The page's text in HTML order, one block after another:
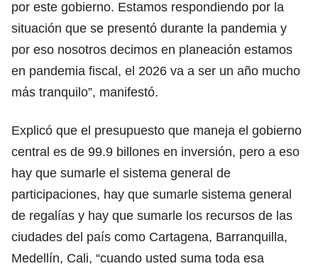
por este gobierno. Estamos respondiendo por la
situación que se presentó durante la pandemia y
por eso nosotros decimos en planeación estamos
en pandemia fiscal, el 2026 va a ser un año mucho
más tranquilo”, manifestó.
Explicó que el presupuesto que maneja el gobierno
central es de 99.9 billones en inversión, pero a eso
hay que sumarle el sistema general de
participaciones, hay que sumarle sistema general
de regalías y hay que sumarle los recursos de las
ciudades del país como Cartagena, Barranquilla,
Medellín, Cali, “cuando usted suma toda esa